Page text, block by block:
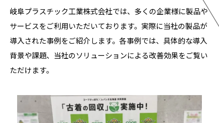
岐阜プラスチック工業株式会社では、多くの企業様に製品や
サービスをご利用いただいております。実際に当社の製品が
導入された事例をご紹介します。各事例では、具体的な導入
背景や課題、当社のソリューションによる改善効果をご覧い
ただけます。